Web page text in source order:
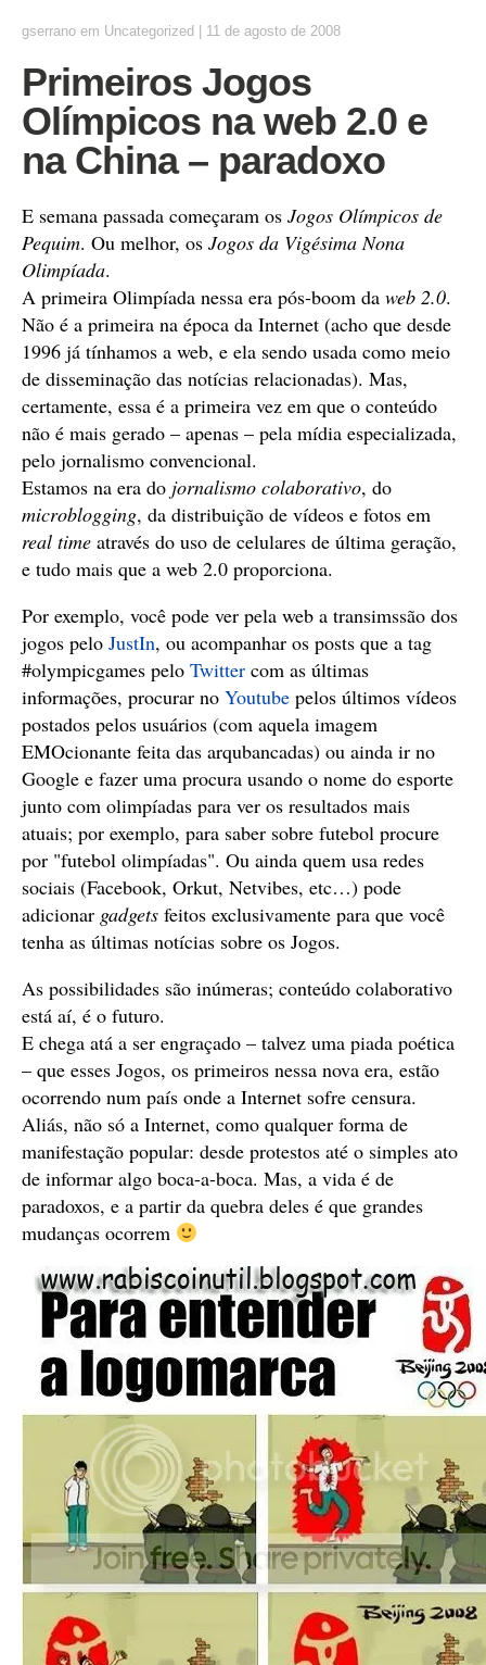
gserrano em Uncategorized 11 de agosto de 2008
Primeiros Jogos
Olímpicos na web 2.0 e
na China – paradoxo
E semana passada começaram os Jogos Olímpicos de
Pequim. Ou melhor, os Jogos da Vigésima Nona
Olimpíada.
A primeira Olimpíada nessa era pós-boom da web 2.0.
Não é a primeira na época da Internet (acho que desde
1996 já tínhamos a web, e ela sendo usada como meio
de disseminação das notícias relacionadas). Mas,
certamente, essa é a primeira vez em que o conteúdo
não é mais gerado – apenas – pela mídia especializada,
pelo jornalismo convencional.
Estamos na era do jornalismo colaborativo, do
microblogging, da distribuição de vídeos e fotos em
real time através do uso de celulares de última geração,
e tudo mais que a web 2.0 proporciona.
Por exemplo, você pode ver pela web a transimssão dos
jogos pelo JustIn, ou acompanhar os posts que a tag
#olympicgames pelo Twitter com as últimas
informações, procurar no Youtube pelos últimos vídeos
postados pelos usuários (com aquela imagem
EMOcionante feita das arqubancadas) ou ainda ir no
Google e fazer uma procura usando o nome do esporte
junto com olimpíadas para ver os resultados mais
atuais; por exemplo, para saber sobre futebol procure
por "futebol olimpíadas". Ou ainda quem usa redes
sociais (Facebook, Orkut, Netvibes, etc…) pode
adicionar gadgets feitos exclusivamente para que você
tenha as últimas notícias sobre os Jogos.
As possibilidades são inúmeras; conteúdo colaborativo
está aí, é o futuro.
E chega atá a ser engraçado – talvez uma piada poética
– que esses Jogos, os primeiros nessa nova era, estão
ocorrendo num país onde a Internet sofre censura.
Aliás, não só a Internet, como qualquer forma de
manifestação popular: desde protestos até o simples ato
de informar algo boca-a-boca. Mas, a vida é de
paradoxos, e a partir da quebra deles é que grandes
mudanças ocorrem